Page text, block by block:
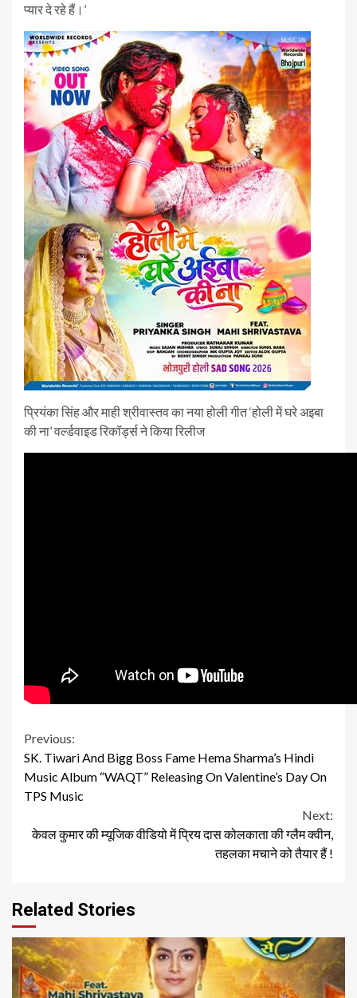
प्यार दे रहे हैं।’
प्रियंका सिंह और माही श्रीवास्तव का नया होली गीत ‘होली में घरे अइबा
की ना’ वर्ल्डवाइड रिकॉर्ड्स ने किया रिलीज
Continue
Reading
Previous:
SK. Tiwari And Bigg Boss Fame Hema Sharma’s Hindi
Music Album “WAQT” Releasing On Valentine’s Day On
TPS Music
Next:
केवल कुमार की म्यूजिक वीडियो में प्रिय दास कोलकाता की ग्लैम क्वीन,
तहलका मचाने को तैयार हैं !
Related Stories